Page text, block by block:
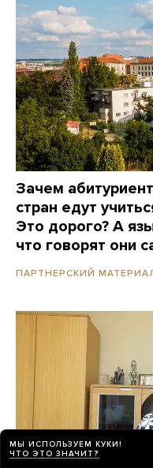
Зачем
стран едут
Это дорого? А
что говорят они
ПАРТНЕРСКИЙ
МЫ ИСПОЛЬЗУЕМ КУКИ!
ЧТО ЭТО ЗНАЧИТ?